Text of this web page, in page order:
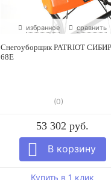
избранное сравнить
Снегоуборщик PATRIOT
68Е
(0)
53 302 руб.